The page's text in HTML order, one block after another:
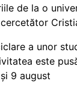
de la o
a unor
este
9 august